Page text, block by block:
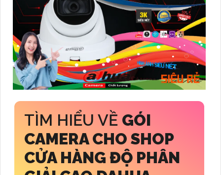
TÌM HIỂU VỀ GÓI
CAMERA CHO SHOP
CỬA HÀNG ĐỘ PHÂN